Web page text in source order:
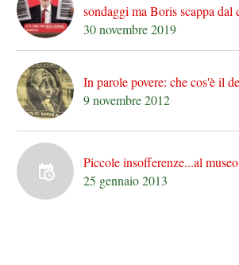
sondaggi ma Boris scappa dal
30 novembre 2019
In parole povere: che cos'è il
9 novembre 2012
Piccole insofferenze...al museo
25 gennaio 2013